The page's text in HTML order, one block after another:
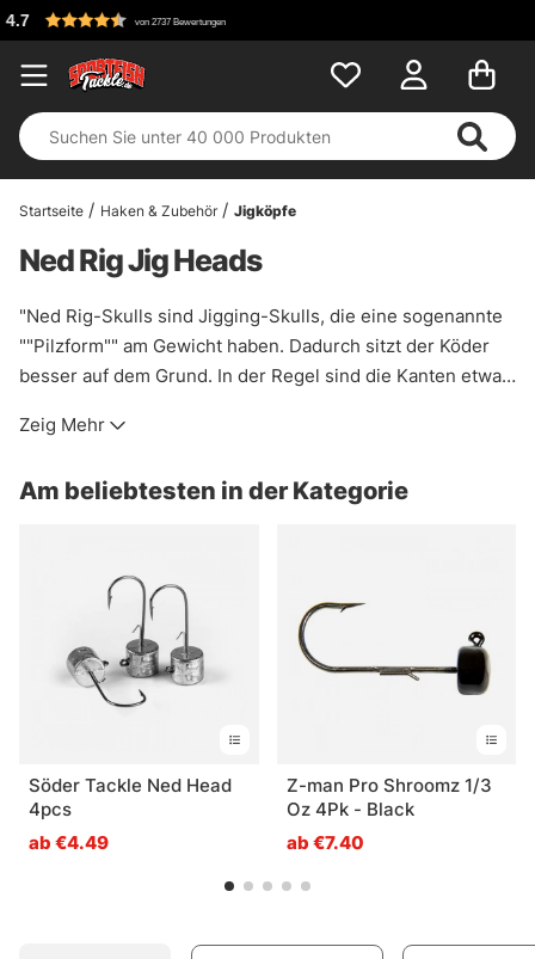
Startseite Haken & Zubehör Jigköpfe
Ned Rig Jig Heads
"Ned Rig-Skulls sind Jigging-Skulls, die eine sogenannte
""Pilzform"" am Gewicht haben. Dadurch sitzt der Köder
besser auf dem Grund. In der Regel sind die Kanten etwas
leichter aufstellen kann. Wenn Sie auf Ned Rig angeln
Skull!"
Zeig Mehr
Am beliebtesten in der Kategorie
Söder Tackle Ned Head
4pcs
ab €4.49
Z-man Pro Shroomz 1/3
Oz 4Pk - Black
ab €7.40